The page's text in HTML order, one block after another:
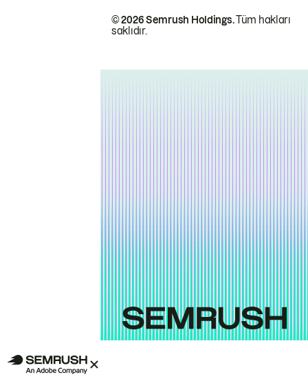
© 2026 Semrush Holdings.Tüm hakları
saklıdır.